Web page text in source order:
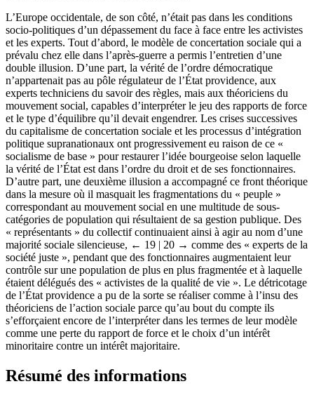
L’Europe occidentale, de son côté, n’était pas dans les conditions
socio-politiques d’un dépassement du face à face entre les activistes
et les experts. Tout d’abord, le modèle de concertation sociale qui a
prévalu chez elle dans l’après-guerre a permis l’entretien d’une
double illusion. D’une part, la vérité de l’ordre démocratique
n’appartenait pas au pôle régulateur de l’État providence, aux
experts techniciens du savoir des règles, mais aux théoriciens du
mouvement social, capables d’interpréter le jeu des rapports de force
et le type d’équilibre qu’il devait engendrer. Les crises successives
du capitalisme de concertation sociale et les processus d’intégration
politique supranationaux ont progressivement eu raison de ce «
socialisme de base » pour restaurer l’idée bourgeoise selon laquelle
la vérité de l’État est dans l’ordre du droit et de ses fonctionnaires.
D’autre part, une deuxième illusion a accompagné ce front théorique
dans la mesure où il masquait les fragmentations du « peuple »
correspondant au mouvement social en une multitude de sous-
catégories de population qui résultaient de sa gestion publique. Des
« représentants » du collectif continuaient ainsi à agir au nom d’une
majorité sociale silencieuse, ← 19 | 20 → comme des « experts de la
société juste », pendant que des fonctionnaires augmentaient leur
contrôle sur une population de plus en plus fragmentée et à laquelle
étaient délégués des « activistes de la qualité de vie ». Le détricotage
de l’État providence a pu de la sorte se réaliser comme à l’insu des
théoriciens de l’action sociale parce qu’au bout du compte ils
s’efforçaient encore de l’interpréter dans les termes de leur modèle
comme une perte du rapport de force et le choix d’un intérêt
minoritaire contre un intérêt majoritaire.
Résumé des informations